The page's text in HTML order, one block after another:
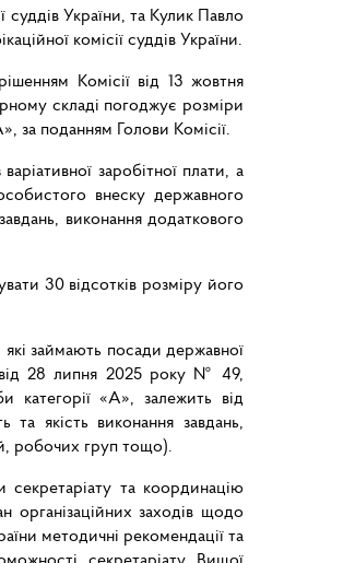
суддів України, та Кулик Павло
комісії суддів України.
Комісії від 13 жовтня
складі погоджує розміри
за поданням Голови Комісії.
заробітної плати, а
внеску державного
виконання додаткового
30 відсотків розміру його
які займають посади державної
від 28 липня 2025 року № 49,
категорії «А», залежить від
та якість виконання завдань,
робочих груп тощо).
секретаріату та координацію
організаційних заходів щодо
методичні рекомендації та